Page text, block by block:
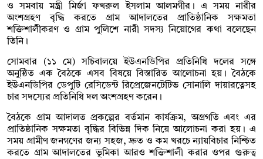
ও সমবায় মন্ত্রী মির্জা ফখরুল ইসলাম আলমগীর। এ সময় নারীর
অংশগ্রহণ বৃদ্ধি করতে গ্রাম আদালতের প্রাতিষ্ঠানিক সক্ষমতা
শক্তিশালীকরণ ও গ্রাম পুলিশে নারী সদস্য নিয়োগের কথা বলেছেন
তিনি।
সোমবার (১১ মে) সচিবালয়ে ইউএনডিপির প্রতিনিধি দলের সঙ্গে
অনুষ্ঠিত এক বৈঠকে এসব বিষয়ে বিস্তারিত আলোচনা হয়। বৈঠকে
ইউএনডিপির ডেপুটি রেসিডেন্ট রিপ্রেজেনটেটিভ সোনালি দায়ারত্নেসহ
চার সদস্যের প্রতিনিধি দল অংশগ্রহণ করেন।
বৈঠকে গ্রাম আদালত প্রকল্পের বর্তমান কার্যক্রম, অগ্রগতি এবং এর
প্রাতিষ্ঠানিক সক্ষমতা বৃদ্ধির বিভিন্ন দিক নিয়ে আলোচনা করা হয়। এ
সময় গ্রামীণ জনগণের জন্য সহজ, দ্রুত ও কম খরচে ন্যায়বিচার নিশ্চিত
করতে গ্রাম আদালতের ভূমিকা আরও শক্তিশালী করার ওপর গুরুত্ব